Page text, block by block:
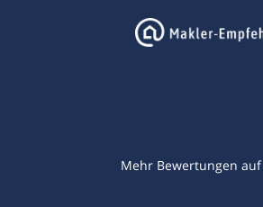
Mehr Bewertungen auf